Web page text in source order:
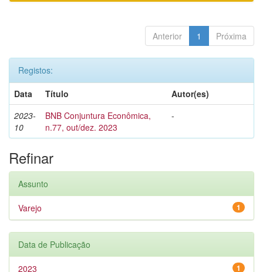
Anterior 1 Próxima
Registos:
Data
Título
Autor(es)
2023-
10
BNB Conjuntura Econômica,
n.77, out/dez. 2023
-
Refinar
Assunto
1
Varejo
Data de Publicação
1
2023